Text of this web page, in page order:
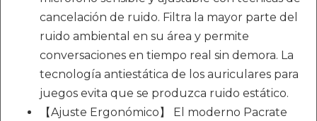
cancelación de ruido. Filtra la mayor parte del
ruido ambiental en su área y permite
conversaciones en tiempo real sin demora. La
tecnología antiestática de los auriculares para
juegos evita que se produzca ruido estático.
【Ajuste Ergonómico】 El moderno Pacrate